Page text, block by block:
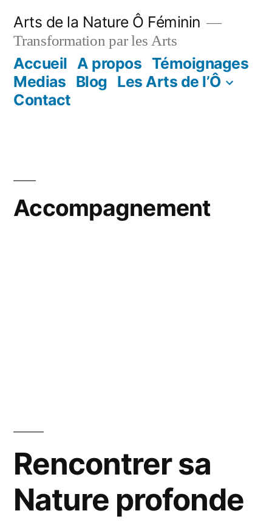
contenu
Arts de la Nature Ô Féminin
Transformation par les Arts
Accueil A propos Témoignages
Medias Blog Les Arts de l’Ô
Contact
Accompagnement
Rencontrer sa
Nature profonde